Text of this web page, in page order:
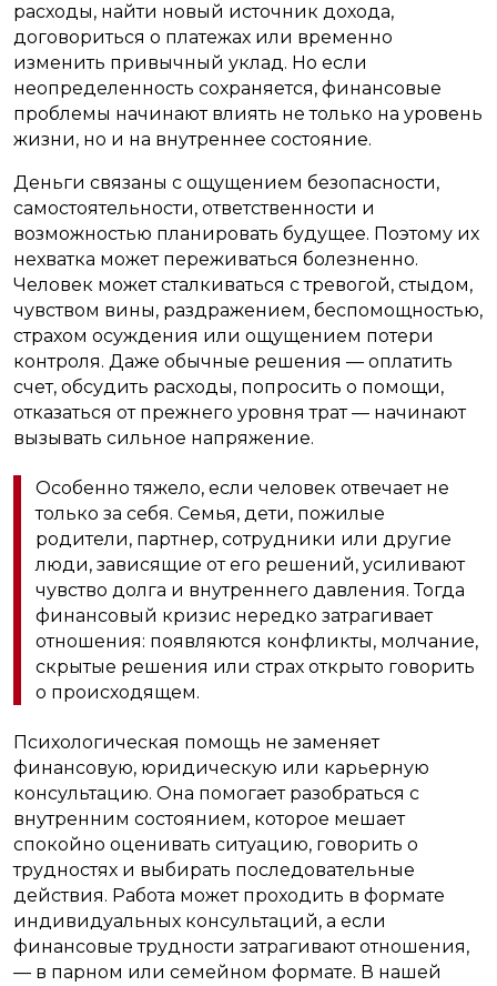
расходы, найти новый источник дохода,
договориться о платежах или временно
изменить привычный уклад. Но если
неопределенность сохраняется, финансовые
проблемы начинают влиять не только на уровень
жизни, но и на внутреннее состояние.
Деньги связаны с ощущением безопасности,
самостоятельности, ответственности и
возможностью планировать будущее. Поэтому их
нехватка может переживаться болезненно.
Человек может сталкиваться с тревогой, стыдом,
чувством вины, раздражением, беспомощностью,
страхом осуждения или ощущением потери
контроля. Даже обычные решения — оплатить
счет, обсудить расходы, попросить о помощи,
отказаться от прежнего уровня трат — начинают
вызывать сильное напряжение.
Особенно тяжело, если человек отвечает не
только за себя. Семья, дети, пожилые
родители, партнер, сотрудники или другие
люди, зависящие от его решений, усиливают
чувство долга и внутреннего давления. Тогда
финансовый кризис нередко затрагивает
отношения: появляются конфликты, молчание,
скрытые решения или страх открыто говорить
о происходящем.
Психологическая помощь не заменяет
финансовую, юридическую или карьерную
консультацию. Она помогает разобраться с
внутренним состоянием, которое мешает
спокойно оценивать ситуацию, говорить о
трудностях и выбирать последовательные
действия. Работа может проходить в формате
индивидуальных консультаций, а если
финансовые трудности затрагивают отношения,
— в парном или семейном формате. В нашей